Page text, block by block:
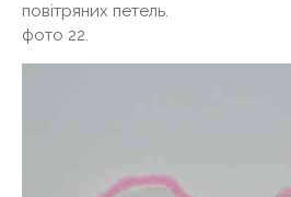
повітряних петель.
фото 22.